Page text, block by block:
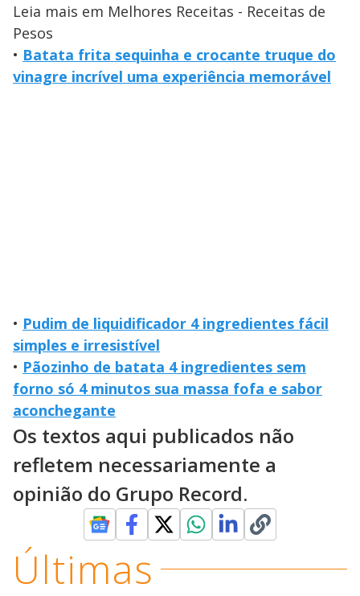
Leia mais em Melhores Receitas - Receitas de
Pesos
• Batata frita sequinha e crocante truque do
vinagre incrível uma experiência memorável
• Pudim de liquidificador 4 ingredientes fácil
simples e irresistível
• Pãozinho de batata 4 ingredientes sem
forno só 4 minutos sua massa fofa e sabor
aconchegante
Os textos aqui publicados não
refletem necessariamente a
opinião do Grupo Record.
Últimas